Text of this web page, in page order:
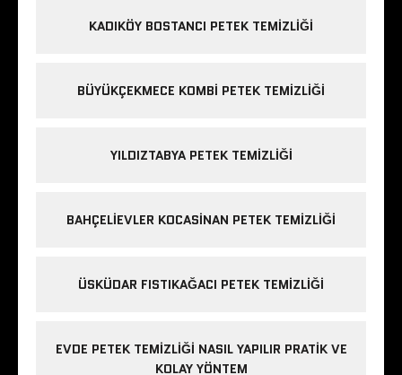
KADIKÖY BOSTANCI PETEK TEMIZLIĞI
BÜYÜKÇEKMECE KOMBI PETEK TEMIZLIĞI
YILDIZTABYA PETEK TEMIZLIĞI
BAHÇELIEVLER KOCASINAN PETEK TEMIZLIĞI
ÜSKÜDAR FISTIKAĞACI PETEK TEMIZLIĞI
EVDE PETEK TEMIZLIĞI NASIL YAPILIR PRATIK VE
KOLAY YÖNTEM